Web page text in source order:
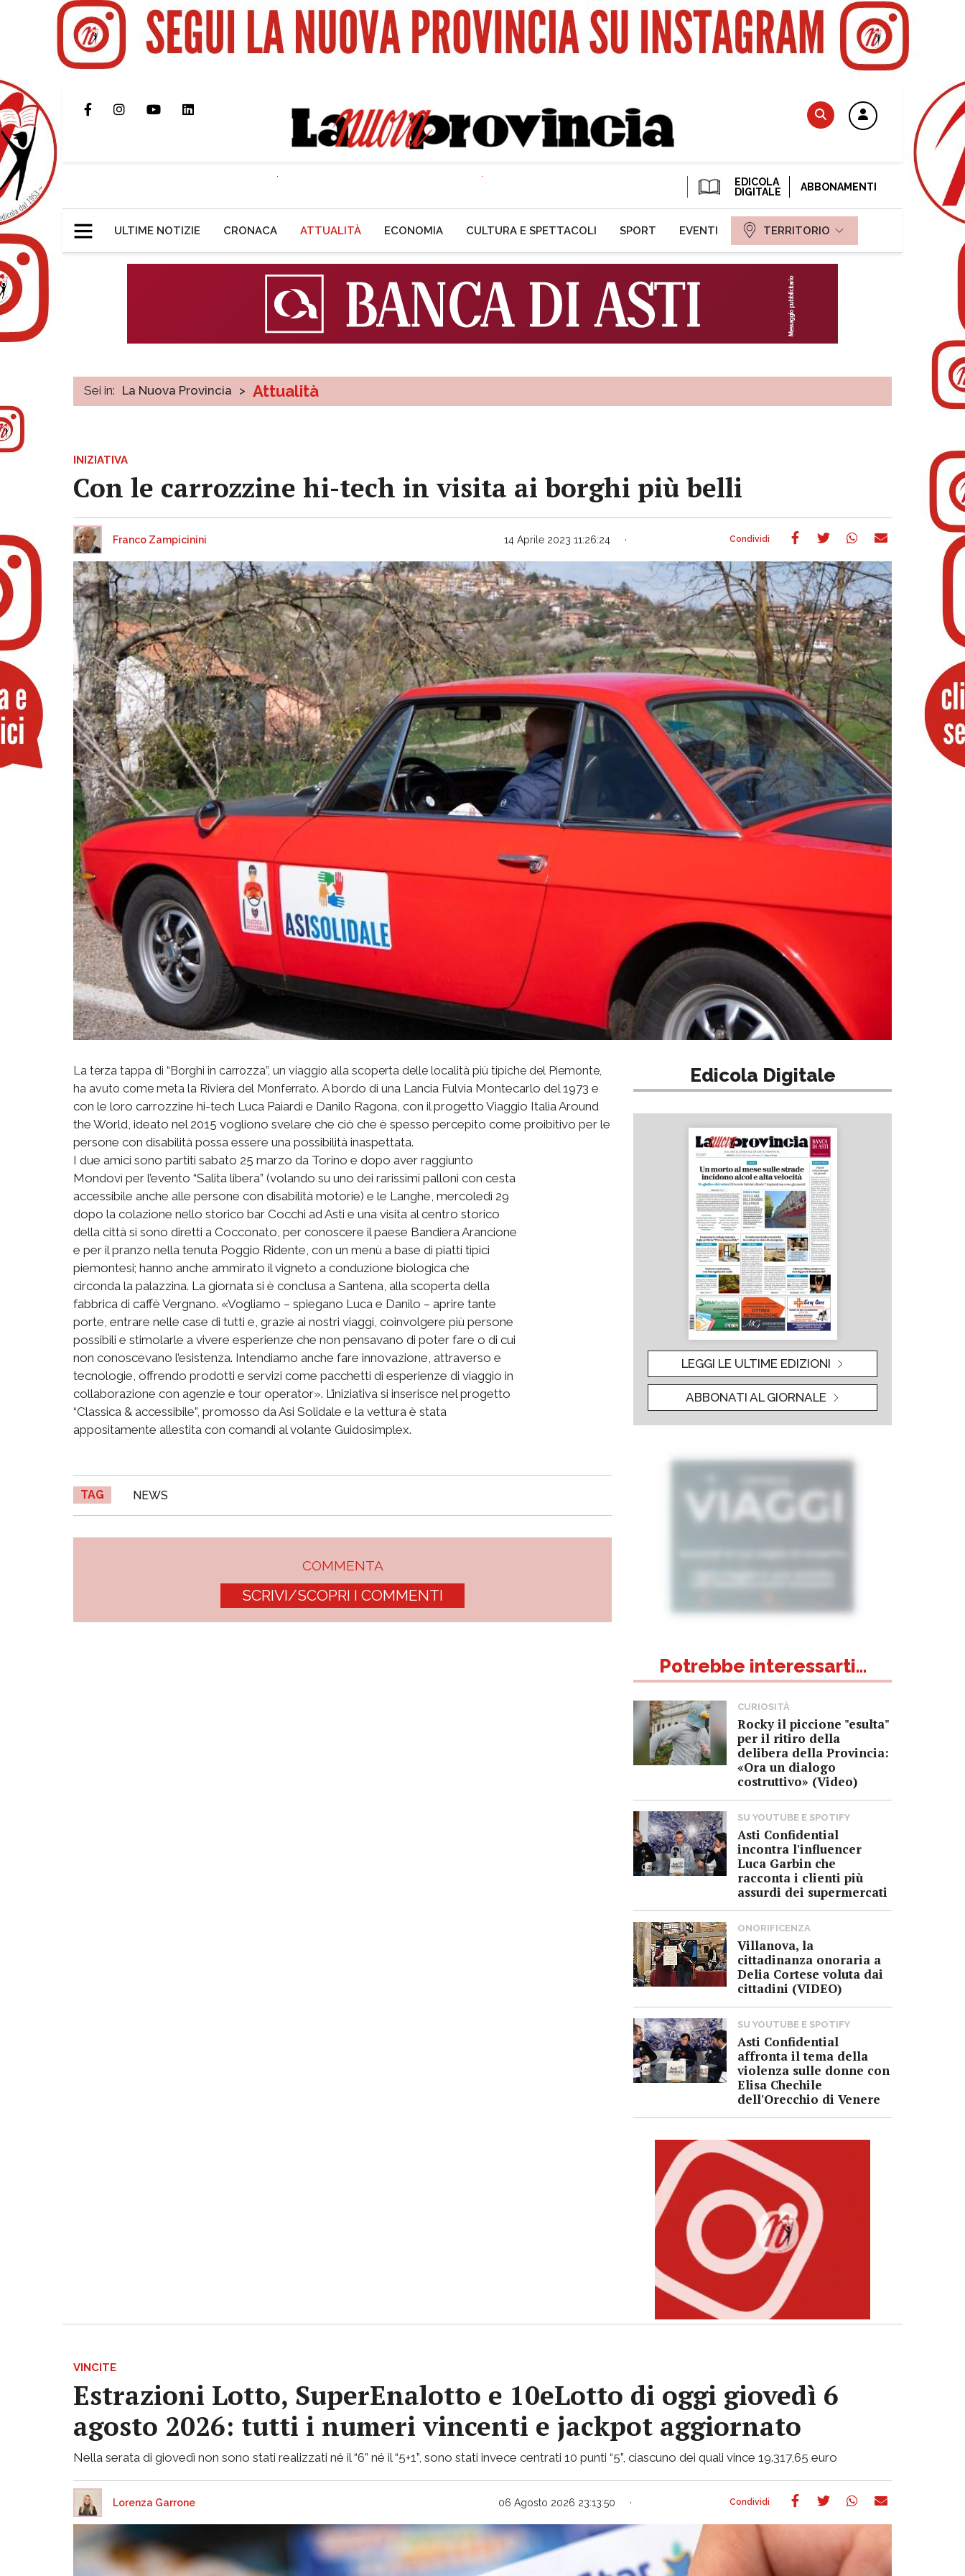
EDICOLA
DIGITALE
ABBONAMENTI
ULTIME NOTIZIE CRONACA ATTUALITÀ ECONOMIA CULTURA E SPETTACOLI SPORT EVENTI TERRITORIO
Sei in: La Nuova Provincia > Attualità
INIZIATIVA
Con le carrozzine hi-tech in visita ai borghi più belli
Franco Zampicinini 14 Aprile 2023 11:26:24
La terza tappa di “Borghi in carrozza”, un viaggio alla scoperta delle località più tipiche del Piemonte,
ha avuto come meta la Riviera del Monferrato. A bordo di una Lancia Fulvia Montecarlo del 1973 e
con le loro carrozzine hi-tech Luca Paiardi e Danilo Ragona, con il progetto Viaggio Italia Around
the World, ideato nel 2015 vogliono svelare che ciò che è spesso percepito come proibitivo per le
persone con disabilità possa essere una possibilità inaspettata.
I due amici sono partiti sabato 25 marzo da Torino e dopo aver raggiunto
Mondovì per l’evento “Salita libera” (volando su uno dei rarissimi palloni con cesta
accessibile anche alle persone con disabilità motorie) e le Langhe, mercoledì 29
dopo la colazione nello storico bar Cocchi ad Asti e una visita al centro storico
della città si sono diretti a Cocconato, per conoscere il paese Bandiera Arancione
e per il pranzo nella tenuta Poggio Ridente, con un menù a base di piatti tipici
piemontesi; hanno anche ammirato il vigneto a conduzione biologica che
circonda la palazzina. La giornata si è conclusa a Santena, alla scoperta della
fabbrica di caffè Vergnano. «Vogliamo – spiegano Luca e Danilo – aprire tante
porte, entrare nelle case di tutti e, grazie ai nostri viaggi, coinvolgere più persone
possibili e stimolarle a vivere esperienze che non pensavano di poter fare o di cui
non conoscevano l’esistenza. Intendiamo anche fare innovazione, attraverso e
tecnologie, offrendo prodotti e servizi come pacchetti di esperienze di viaggio in
collaborazione con agenzie e tour operator». L’iniziativa si inserisce nel progetto
“Classica & accessibile”, promosso da Asi Solidale e la vettura è stata
appositamente allestita con comandi al volante Guidosimplex.
TAG NEWS
COMMENTA
SCRIVI/SCOPRI I COMMENTI
Edicola Digitale
LEGGI LE ULTIME EDIZIONI
ABBONATI AL GIORNALE
Potrebbe interessarti...
CURIOSITÀ
Rocky il piccione "esulta"
per il ritiro della
delibera della Provincia:
«Ora un dialogo
costruttivo» (Video)
SU YOUTUBE E SPOTIFY
Asti Confidential
incontra l'influencer
Luca Garbin che
racconta i clienti più
assurdi dei supermercati
ONORIFICENZA
Villanova, la
cittadinanza onoraria a
Delia Cortese voluta dai
cittadini (VIDEO)
SU YOUTUBE E SPOTIFY
Asti Confidential
affronta il tema della
violenza sulle donne con
Elisa Chechile
dell'Orecchio di Venere
VINCITE
Estrazioni Lotto, SuperEnalotto e 10eLotto di oggi giovedì 6
agosto 2026: tutti i numeri vincenti e jackpot aggiornato
Nella serata di giovedì non sono stati realizzati né il “6” né il “5+1”, sono stati invece centrati 10 punti “5”, ciascuno dei quali vince 19.317,65 euro
Lorenza Garrone 06 Agosto 2026 23:13:50